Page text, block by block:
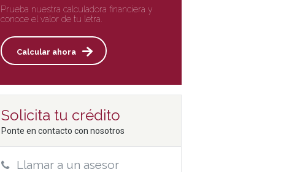
Prueba nuestra calculadora financiera y
conoce el valor de tu letra.
Calcular ahora
Solicita tu crédito
Ponte en contacto con nosotros
Llamar a un asesor